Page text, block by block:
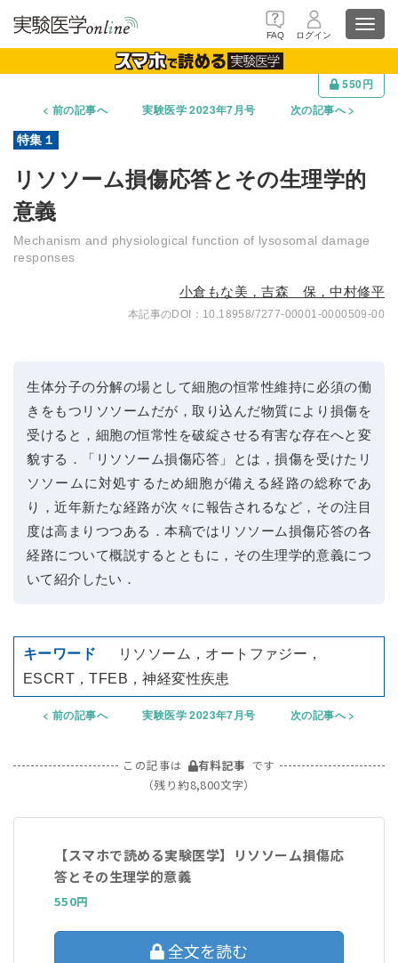
FAQ ログイン
550円
前の記事へ
実験医学 2023年7月号 次の記事へ
リソソーム損傷応答とその生理学的
意義
Mechanism and physiological function of lysosomal damage
responses
小倉もな美，吉森 保，中村修平
10.18958/7277-00001-0000509-00
生体分子の分解の場として細胞の恒常性維持に必須の働
きをもつリソソームだが，取り込んだ物質により損傷を
受けると，細胞の恒常性を破綻させる有害な存在へと変
貌する．「リソソーム損傷応答」とは，損傷を受けたリ
ソソームに対処するため細胞が備える経路の総称であ
り，近年新たな経路が次々に報告されるなど，その注目
度は高まりつつある．本稿ではリソソーム損傷応答の各
経路について概説するとともに，その生理学的意義につ
いて紹介したい．
リソソーム，オートファジー，
ESCRT，TFEB，神経変性疾患
前の記事へ 実験医学 2023年7月号 次の記事へ
この記事は 有料記事 です
（残り約8,800文字）
【スマホで読める実験医学】リソソーム損傷応
答とその生理学的意義
550円
全文を読む